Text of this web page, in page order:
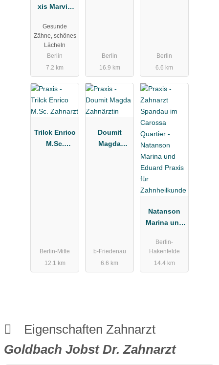
xis Marvin
Zahnarzt in
Berlin
Gesunde
Zähne, schönes
Lächeln
Berlin
7.2 km
Berlin
16.9 km
Berlin
6.6 km
Trilck Enrico
M.Sc.
Berlin-Mitte
12.1 km
Doumit
Magda
b-Friedenau
6.6 km
Natanson
Marina und
Praxis für
de
Berlin-
Hakenfelde
14.4 km
Eigenschaften Zahnarzt
Goldbach Jobst Dr. Zahnarzt